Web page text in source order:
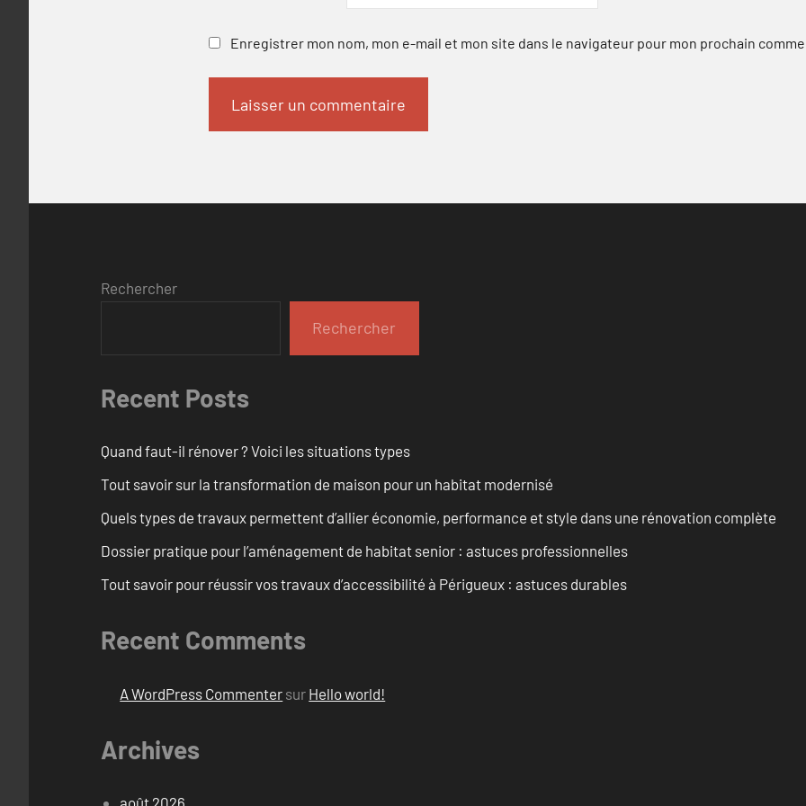
Enregistrer mon nom, mon e-mail et mon site dans le navigateur pour mon prochain
Rechercher
Rechercher
Recent Posts
Quand faut-il rénover ? Voici les situations types
Tout savoir sur la transformation de maison pour un habitat modernisé
Quels types de travaux permettent d’allier économie, performance et style dans une rénovation complète
Dossier pratique pour l’aménagement de habitat senior : astuces professionnelles
Tout savoir pour réussir vos travaux d’accessibilité à Périgueux : astuces durables
Recent Comments
A WordPress Commenter sur Hello world!
Archives